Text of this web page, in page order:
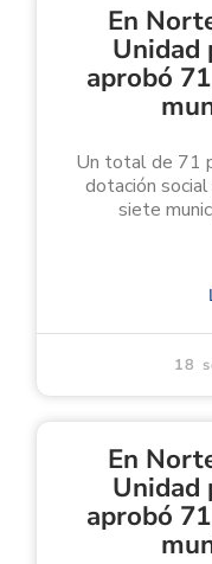
En
Unidad
aprobó
Un total de 71
dotación
siete
18
En
Unidad
aprobó